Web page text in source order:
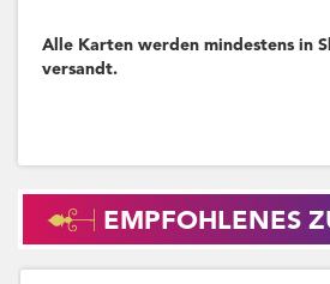
Alle Karten werden mindestens in
versandt.
EMPFOHLENES